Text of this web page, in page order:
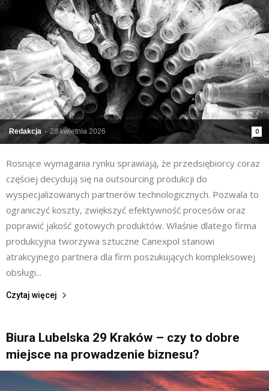
Redakcja - 28 kwietnia 2026 0
Rosnące wymagania rynku sprawiają, że przedsiębiorcy coraz
częściej decydują się na outsourcing produkcji do
wyspecjalizowanych partnerów technologicznych. Pozwala to
ograniczyć koszty, zwiększyć efektywność procesów oraz
poprawić jakość gotowych produktów. Właśnie dlatego firma
produkcyjna tworzywa sztuczne Canexpol stanowi
atrakcyjnego partnera dla firm poszukujących kompleksowej
obsługi...
Czytaj więcej
Biura Lubelska 29 Kraków – czy to dobre
miejsce na prowadzenie biznesu?